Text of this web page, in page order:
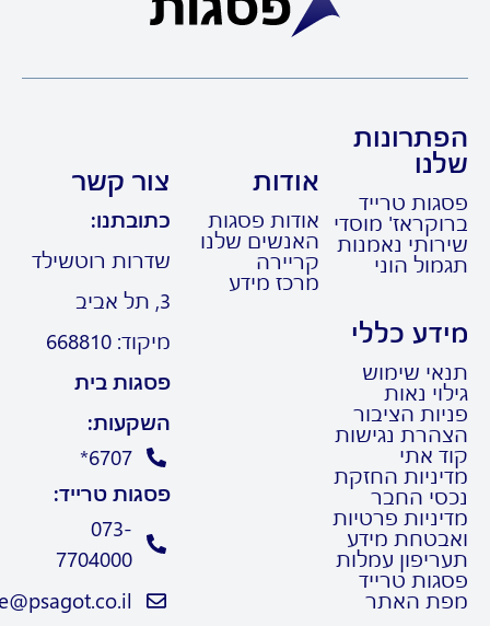
טרייד
מוסדי
נאמנות
הוני
כללי
שימוש
נאות
הציבור
נגישות
אתי
החזקת
החבר
פרטיות
מידע
עמלות
טרייד
האתר
אודות
אודות פסגות
האנשים שלנו
קריירה
מרכז מידע
צור קשר
כתובתנו:
שדרות רוטשילד
מיקוד: 668810
פסגות בית
השקעות:
6707*
פסגות טרייד:
073-
7704000
Trade@psagot.co.il